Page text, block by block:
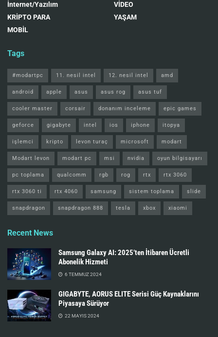
İnternet/Yazılım
KRİPTO PARA
MOBİL
VİDEO
YAŞAM
Tags
#modartpc 11. nesil intel 12. nesil intel amd
android apple asus asus rog asus tuf
cooler master corsair donanım inceleme epic games
geforce gigabyte intel ios iphone itopya
işlemci kripto levon turaç microsoft modart
Modart levon modart pc msi nvidia oyun bilgisayarı
pc toplama qualcomm rgb rog rtx rtx 3060
rtx 3060 ti rtx 4060 samsung sistem toplama slide
snapdragon snapdragon 888 tesla xbox xiaomi
Recent News
Samsung Galaxy AI: 2025’ten İtibaren Ücretli
Abonelik Hizmeti
6 TEMMUZ 2024
GIGABYTE, AORUS ELITE Serisi Güç Kaynaklarını
Piyasaya Sürüyor
22 MAYIS 2024